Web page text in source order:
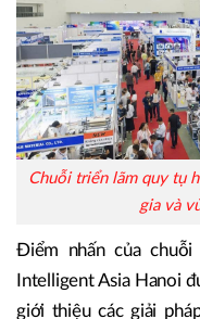
Chuỗi triển lãm quy tụ
gia và
Điểm nhấn của
Intelligent Asia Hanoi
giới thiệu các giải